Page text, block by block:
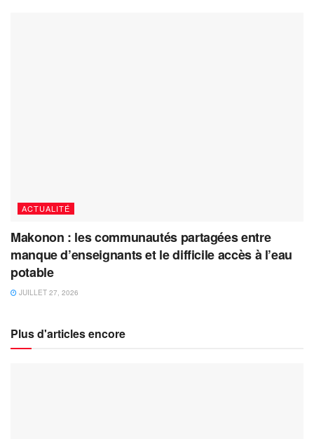
ACTUALITÉ
Makonon : les communautés partagées entre
manque d’enseignants et le difficile accès à l’eau
potable
JUILLET 27, 2026
Plus d'articles encore